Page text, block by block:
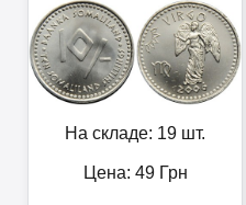
На складе: 19 шт.
Цена: 49Грн